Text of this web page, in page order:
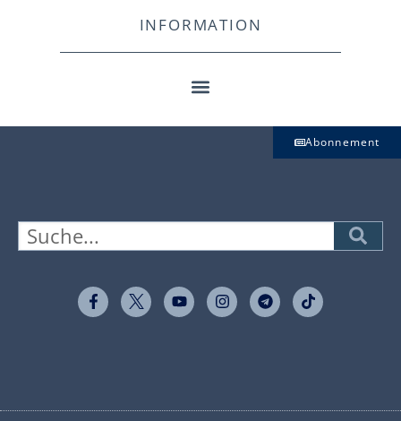
INFORMATION
Abonnement